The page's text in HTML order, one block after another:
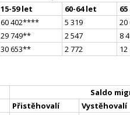
15-59 let 60-64 let
60 402**** 5 319 20
29 749** 2 547 8
30 653** 2 772 12
Saldo
Přistěhovalí Vystěhovalí